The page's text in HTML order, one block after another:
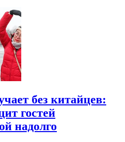
без китайцев:
гостей
надолго